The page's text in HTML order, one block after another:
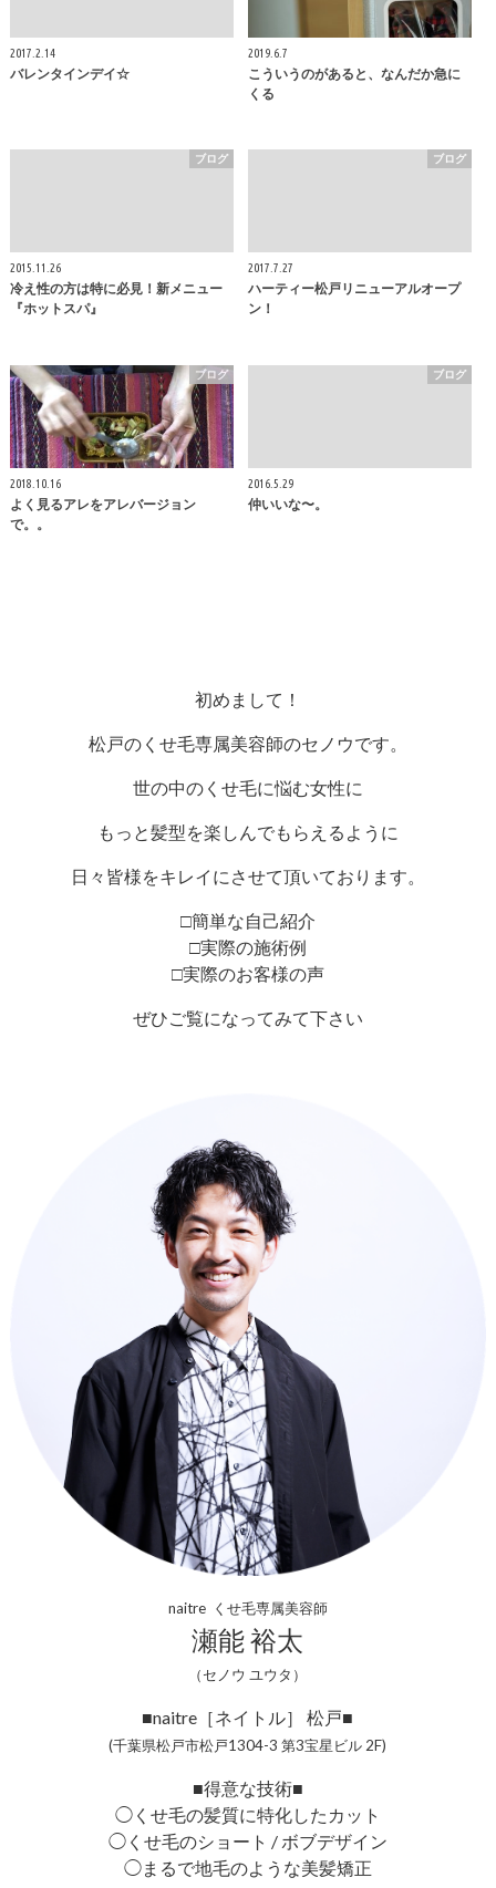
2017.2.14
バレンタインデイ☆
2019.6.7
こういうのがあると、なんだか急に
くる
ブログ
2015.11.26
冷え性の方は特に必見！新メニュー
『ホットスパ』
ブログ
2017.7.27
ハーティー松戸リニューアルオープ
ン！
ブログ
2018.10.16
よく見るアレをアレバージョン
で。。
ブログ
2016.5.29
仲いいな〜。
初めまして！
松戸のくせ毛専属美容師のセノウです。
世の中のくせ毛に悩む女性に
もっと髪型を楽しんでもらえるように
日々皆様をキレイにさせて頂いております。
□簡単な自己紹介
□実際の施術例
□実際のお客様の声
ぜひご覧になってみて下さい
naitre くせ毛専属美容師
瀬能 裕太
（セノウ ユウタ）
■naitre［ネイトル］ 松戸■
(千葉県松戸市松戸1304-3 第3宝星ビル 2F)
■得意な技術■
◯くせ毛の髪質に特化したカット
◯くせ毛のショート / ボブデザイン
◯まるで地毛のような美髪矯正